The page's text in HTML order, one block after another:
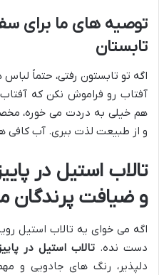
توصیه های ما برای
تابستان
اگه تو تابستون رفتی، حتماً
آفتاب رو فراموش نکن که
هم خیلی به دردت می خوره،
و از طبیعت لذت ببری. آب
تالاب استیل در
و ضیافت پرندگان
اگه می خوای یه تالاب استیل
دست نده.تالاب استیل در پاییز
دلپذیر، رنگ های جادویی و